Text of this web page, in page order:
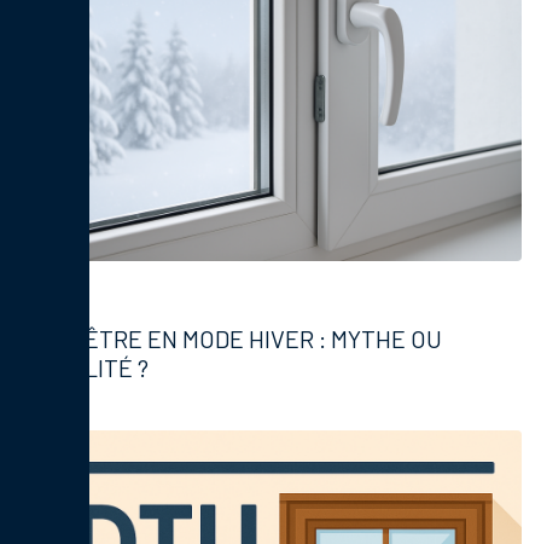
FENÊTRE EN MODE HIVER : MYTHE OU
RÉALITÉ ?